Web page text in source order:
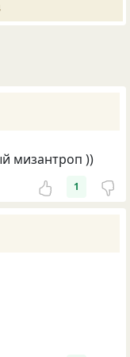
мизантроп ))
1